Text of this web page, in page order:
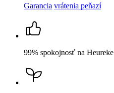
Garancia vrátenia peňazí
99% spokojnosť na Heureke